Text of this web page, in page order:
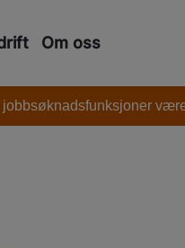
Om oss